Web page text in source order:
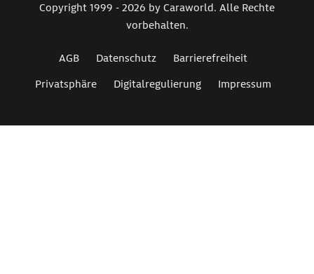
Copyright 1999 - 2026 by Caraworld. Alle Rechte
vorbehalten.
AGB Datenschutz
Barrierefreiheit
Privatsphäre
Digitalregulierung Impressum